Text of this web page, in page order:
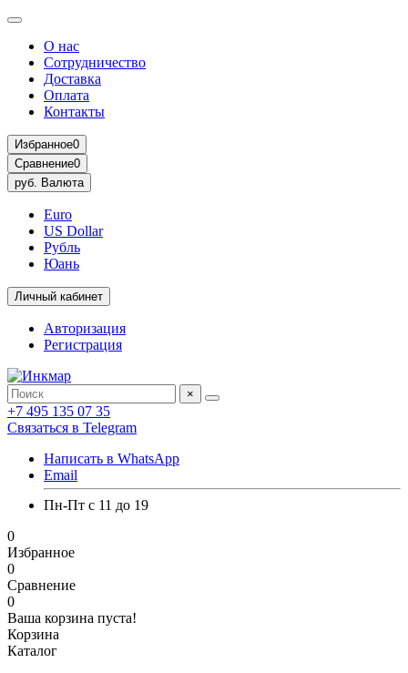
О нас
Сотрудничество
Доставка
Оплата
Контакты
Избранное0
Сравнение0
руб. Валюта
Euro
US Dollar
Рубль
Юань
Личный кабинет
Авторизация
Регистрация
×
+7 495 135 07 35
Связаться в Telegram
Написать в WhatsApp
Email
Пн-Пт с 11 до 19
0
Избранное
0
Сравнение
0
Ваша корзина пуста!
Корзина
Каталог